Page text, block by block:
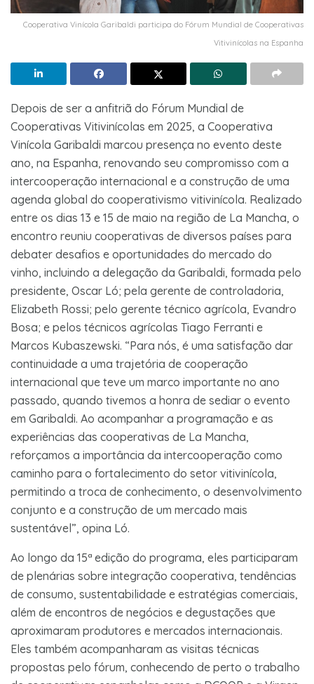
Cooperativa Vinícola Garibaldi participa do Fórum Mundial de Cooperativas
Vitivinícolas na Espanha
Depois de ser a anfitriã do Fórum Mundial de
Cooperativas Vitivinícolas em 2025, a Cooperativa
Vinícola Garibaldi marcou presença no evento deste
ano, na Espanha, renovando seu compromisso com a
intercooperação internacional e a construção de uma
agenda global do cooperativismo vitivinícola. Realizado
entre os dias 13 e 15 de maio na região de La Mancha, o
encontro reuniu cooperativas de diversos países para
debater desafios e oportunidades do mercado do
vinho, incluindo a delegação da Garibaldi, formada pelo
presidente, Oscar Ló; pela gerente de controladoria,
Elizabeth Rossi; pelo gerente técnico agrícola, Evandro
Bosa; e pelos técnicos agrícolas Tiago Ferranti e
Marcos Kubaszewski. “Para nós, é uma satisfação dar
continuidade a uma trajetória de cooperação
internacional que teve um marco importante no ano
passado, quando tivemos a honra de sediar o evento
em Garibaldi. Ao acompanhar a programação e as
experiências das cooperativas de La Mancha,
reforçamos a importância da intercooperação como
caminho para o fortalecimento do setor vitivinícola,
permitindo a troca de conhecimento, o desenvolvimento
conjunto e a construção de um mercado mais
sustentável”, opina Ló.
Ao longo da 15ª edição do programa, eles participaram
de plenárias sobre integração cooperativa, tendências
de consumo, sustentabilidade e estratégias comerciais,
além de encontros de negócios e degustações que
aproximaram produtores e mercados internacionais.
Eles também acompanharam as visitas técnicas
propostas pelo fórum, conhecendo de perto o trabalho